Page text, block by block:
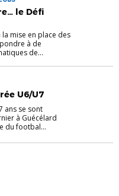
le Défi
mise en place des
à de
de...
U6/U7
ans se sont
à Guécélard
du footbal...